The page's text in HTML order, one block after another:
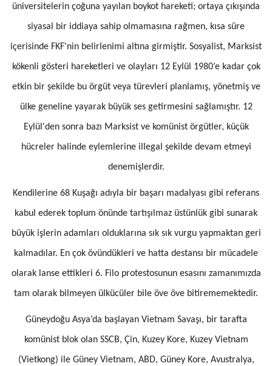
üniversitelerin çoğuna yayılan boykot hareketi; ortaya çıkışında
siyasal bir iddiaya sahip olmamasına rağmen, kısa süre
içerisinde FKF'nin belirlenimi altına girmiştir. Sosyalist, Marksist
kökenli gösteri hareketleri ve olayları 12 Eylül 1980’e kadar çok
etkin bir şekilde bu örgüt veya türevleri planlamış, yönetmiş ve
ülke geneline yayarak büyük ses getirmesini sağlamıştır. 12
Eylül'den sonra bazı Marksist ve komünist örgütler, küçük
hücreler halinde eylemlerine illegal şekilde devam etmeyi
denemişlerdir.
Kendilerine 68 Kuşağı adıyla bir başarı madalyası gibi referans
kabul ederek toplum önünde tartışılmaz üstünlük gibi sunarak
büyük işlerin adamları olduklarına sık sık vurgu yapmaktan geri
kalmadılar. En çok övündükleri ve hatta destansı bir mücadele
olarak lanse ettikleri 6. Filo protestosunun esasını zamanımızda
tam olarak bilmeyen ülkücüler bile öve öve bitirememektedir.
Güneydoğu Asya’da başlayan Vietnam Savaşı, bir tarafta
komünist blok olan SSCB, Çin, Kuzey Kore, Kuzey Vietnam
(Vietkong) ile Güney Vietnam, ABD, Güney Kore, Avustralya,